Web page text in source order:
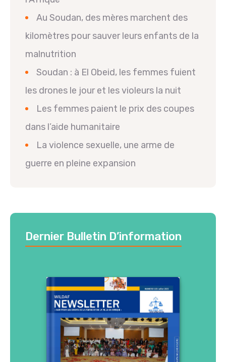
Au Soudan, des mères marchent des
kilomètres pour sauver leurs enfants de la
malnutrition
Soudan : à El Obeid, les femmes fuient
les drones le jour et les violeurs la nuit
Les femmes paient le prix des coupes
dans l’aide humanitaire
La violence sexuelle, une arme de
guerre en pleine expansion
Dernier Bulletin D’information